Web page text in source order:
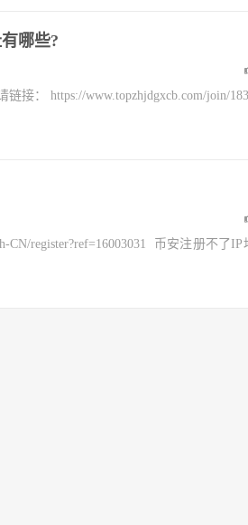
哪些?
接： https://www.topzhjdgxcb.com/join/
CN/register?ref=16003031 币安注册不了IP